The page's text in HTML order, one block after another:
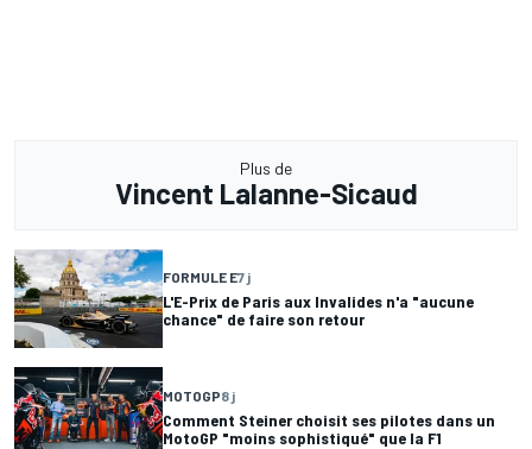
Plus de
Vincent Lalanne-Sicaud
FORMULE E7 j
L'E-Prix de Paris aux Invalides n'a "aucune
chance" de faire son retour
MOTOGP8 j
Comment Steiner choisit ses pilotes dans un
MotoGP "moins sophistiqué" que la F1